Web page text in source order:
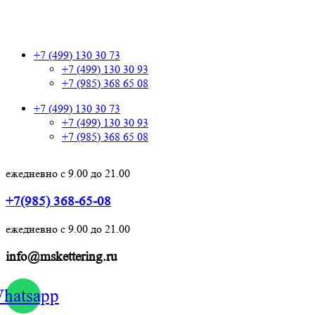
+7 (499) 130 30 73
+7 (499) 130 30 93
+7 (985) 368 65 08
+7 (499) 130 30 73
+7 (499) 130 30 93
+7 (985) 368 65 08
ежедневно с 9.00 до 21.00
+7(985) 368-65-08
ежедневно с 9.00 до 21.00
info@mskettering.ru